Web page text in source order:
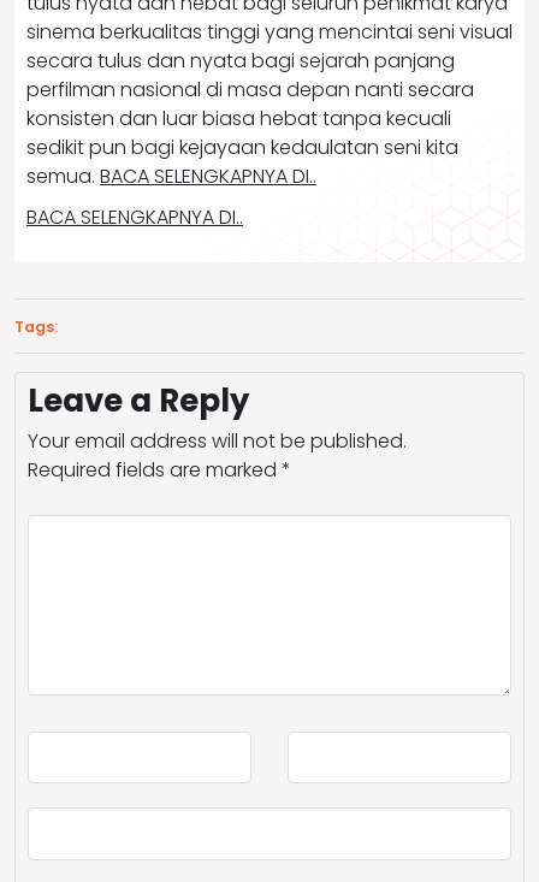
sinema berkualitas tinggi yang mencintai seni visual
secara tulus dan nyata bagi sejarah panjang
perfilman nasional di masa depan nanti secara
konsisten dan luar biasa hebat tanpa kecuali
sedikit pun bagi kejayaan kedaulatan seni kita
semua. BACA SELENGKAPNYA DI..
BACA SELENGKAPNYA DI..
Tags:
Leave a Reply
Your email address will not be published.
Required fields are marked *